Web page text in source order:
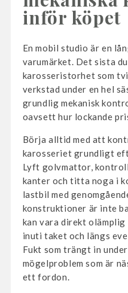
inför köpet
En mobil studio är en
varumärket. Det sista
karosseristorhet som
verkstad under en hel
grundlig mekanisk
oavsett hur lockande
Börja alltid med att
karosseriet grundligt
Lyft golvmattor,
kanter och titta noga i
lastbil med
konstruktioner är inte
kan vara direkt
inuti taket och längs
Fukt som trängt in
mögelproblem som är
ett fordon.